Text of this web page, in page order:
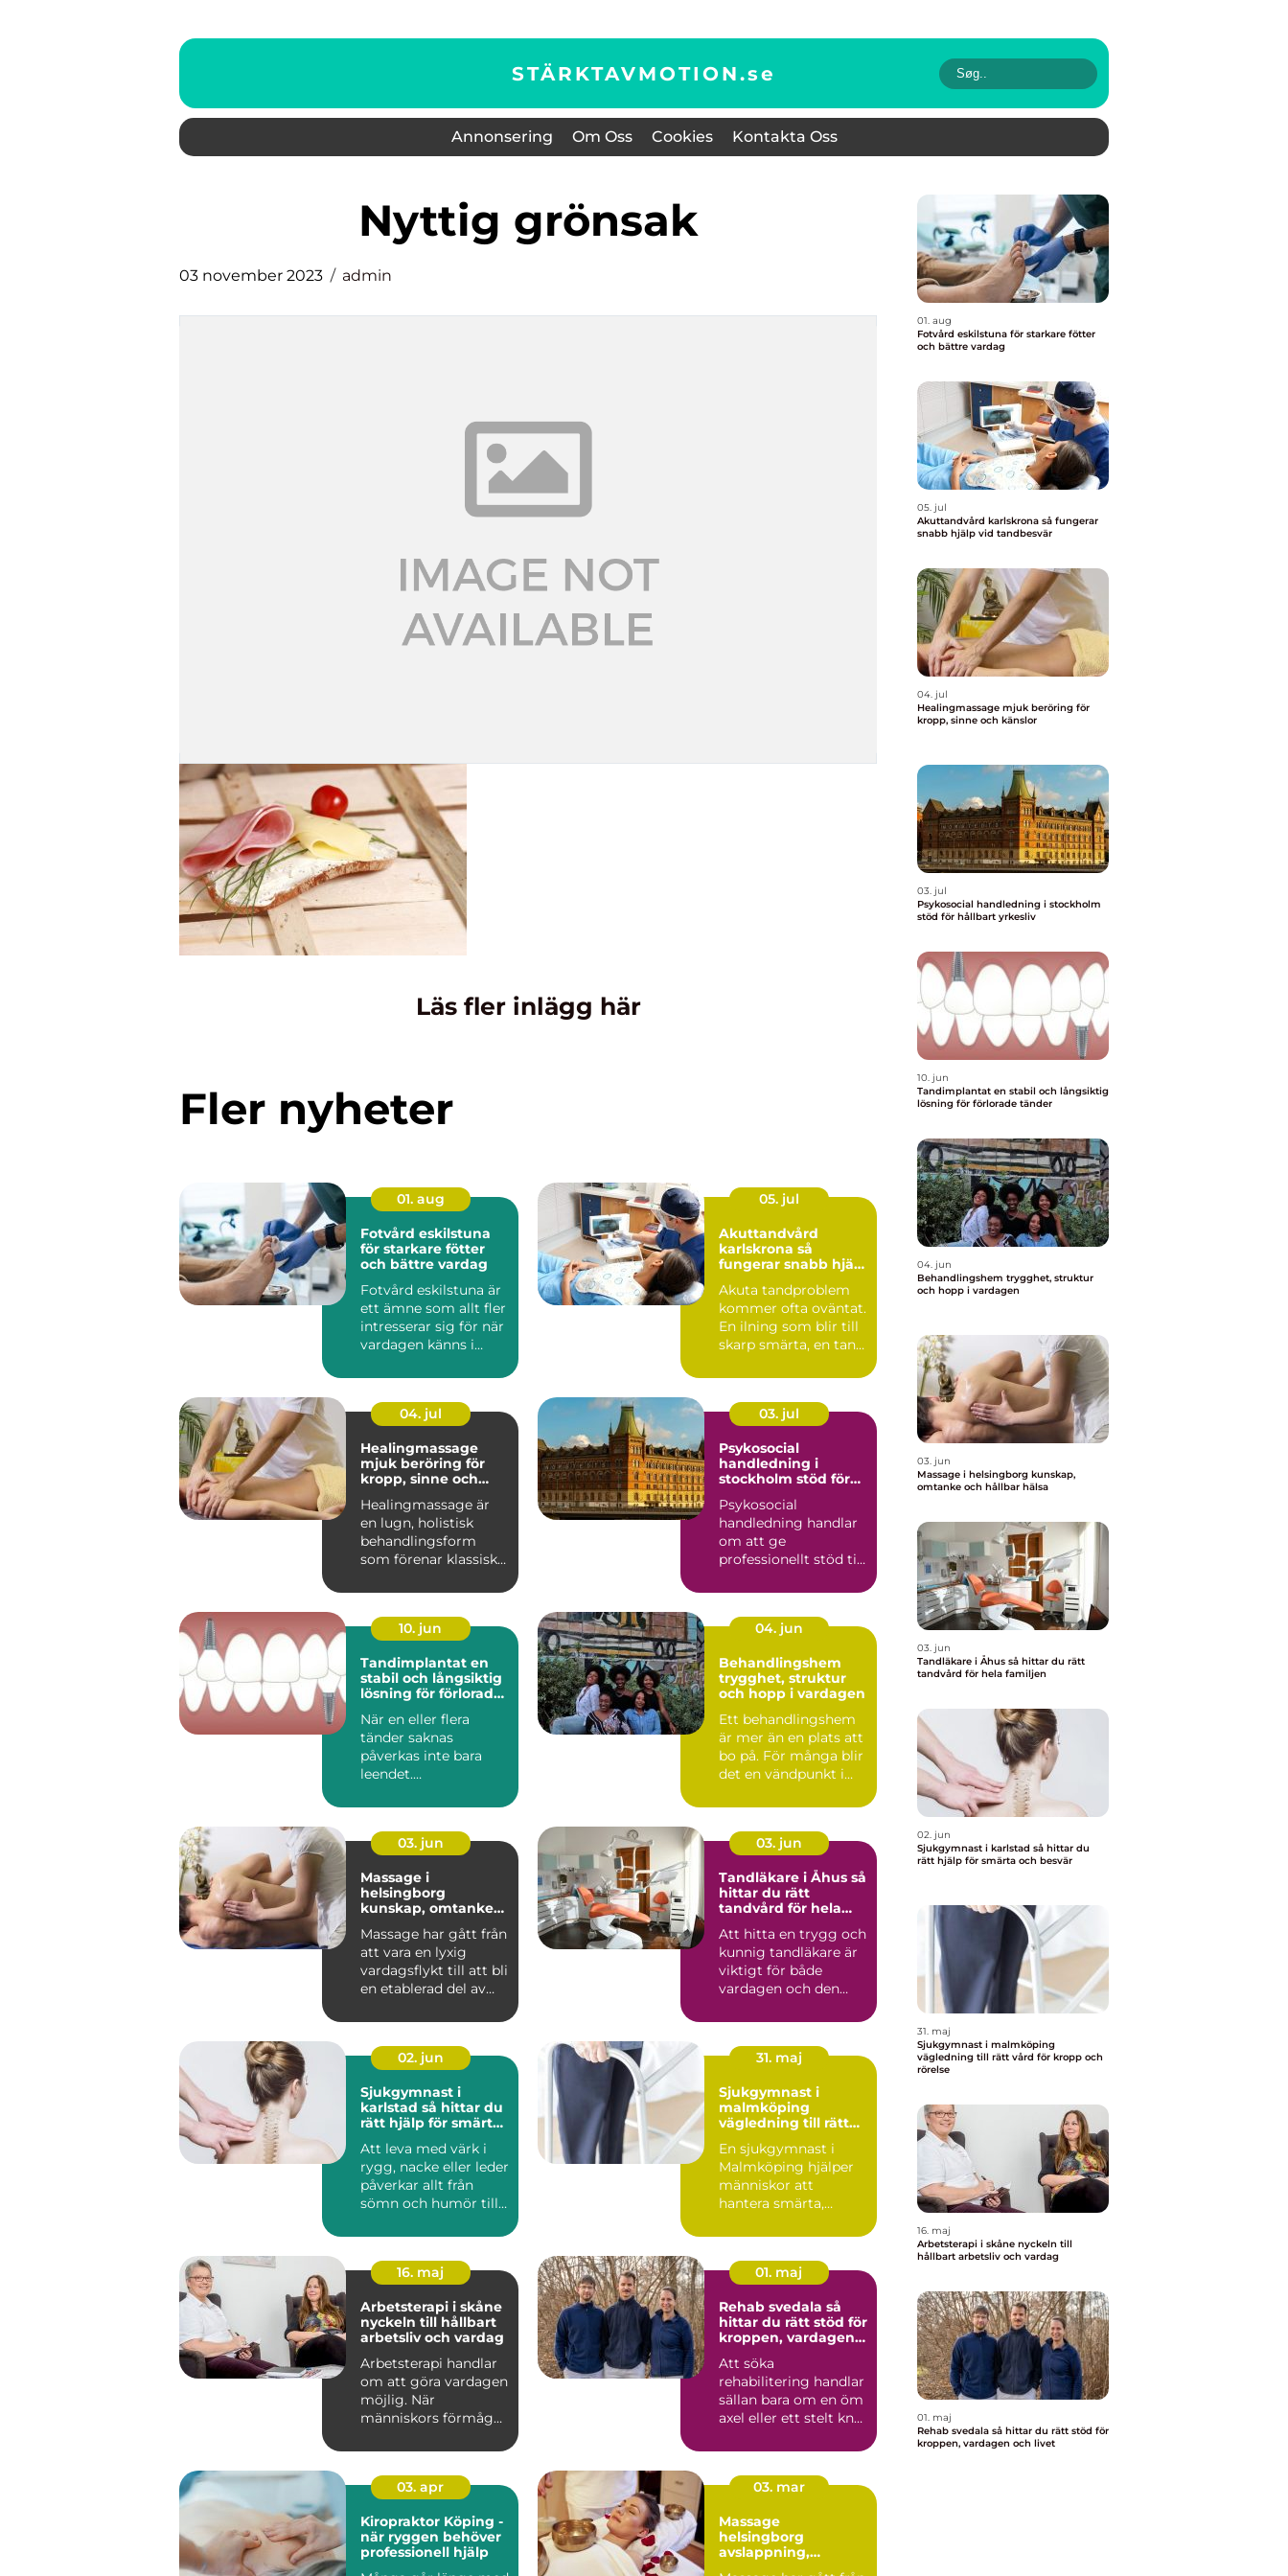
STÄRKTAVMOTION.se
Annonsering Om Oss Cookies Kontakta Oss
nyttig grönsak
03 november 2023 admin
Läs fler inlägg här
Fler nyheter
01. aug
Fotvård eskilstuna
för starkare fötter
och bättre vardag
Fotvård eskilstuna är
ett ämne som allt fler
intresserar sig för när
vardagen känns i
05. jul
Akuttandvård
karlskrona så
fungerar snabb hjälp
Akuta tandproblem
kommer ofta oväntat.
En ilning som blir till
skarp smärta, en tand
04. jul
Healingmassage
mjuk beröring för
kropp, sinne och
Healingmassage är
en lugn, holistisk
behandlingsform
som förenar klassisk
energibaserad ...
03. jul
Psykosocial
handledning i
stockholm stöd för
Psykosocial
handledning handlar
om att ge
professionellt stöd till
nära andra m...
10. jun
Tandimplantat en
stabil och långsiktig
lösning för förlorade
När en eller flera
tänder saknas
påverkas inte bara
leendet.
förändras, käkbenet
kan ...
04. jun
Behandlingshem
trygghet, struktur
och hopp i vardagen
Ett behandlingshem
är mer än en plats att
bo på. För många blir
det en vändpunkt i
03. jun
Massage i
helsingborg
kunskap, omtanke
Massage har gått från
att vara en lyxig
vardagsflykt till att bli
en etablerad del av
03. jun
Tandläkare i Åhus så
hittar du rätt
tandvård för hela
Att hitta en trygg och
kunnig tandläkare är
viktigt för både
vardagen och den
Må...
02. jun
Sjukgymnast i
karlstad så hittar du
rätt hjälp för smärta
Att leva med värk i
rygg, nacke eller leder
påverkar allt från
sömn och humör till
31. maj
Sjukgymnast i
malmköping
vägledning till rätt
rörelse
En sjukgymnast i
Malmköping hjälper
människor att
hantera smärta,
skador och kla...
16. maj
Arbetsterapi i skåne
nyckeln till hållbart
arbetsliv och vardag
Arbetsterapi handlar
om att göra vardagen
möjlig. När
människors förmåga
eller k...
01. maj
Rehab svedala så
hittar du rätt stöd för
kroppen, vardagen
Att söka
rehabilitering handlar
sällan bara om en öm
axel eller ett stelt knä.
e...
03. apr
Kiropraktor Köping -
när ryggen behöver
professionell hjälp
03. mar
Massage
helsingborg
avslappning,
01. aug
Fotvård eskilstuna för starkare fötter
och bättre vardag
05. jul
Akuttandvård karlskrona så fungerar
snabb hjälp vid tandbesvär
04. jul
Healingmassage mjuk beröring för
kropp, sinne och känslor
03. jul
Psykosocial handledning i stockholm
stöd för hållbart yrkesliv
10. jun
Tandimplantat en stabil och långsiktig
lösning för förlorade tänder
04. jun
Behandlingshem trygghet, struktur
och hopp i vardagen
03. jun
Massage i helsingborg kunskap,
omtanke och hållbar hälsa
03. jun
Tandläkare i Åhus så hittar du rätt
tandvård för hela familjen
02. jun
Sjukgymnast i karlstad så hittar du
rätt hjälp för smärta och besvär
31. maj
Sjukgymnast i malmköping
vägledning till rätt vård för kropp och
rörelse
16. maj
Arbetsterapi i skåne nyckeln till
hållbart arbetsliv och vardag
01. maj
Rehab svedala så hittar du rätt stöd för
kroppen, vardagen och livet